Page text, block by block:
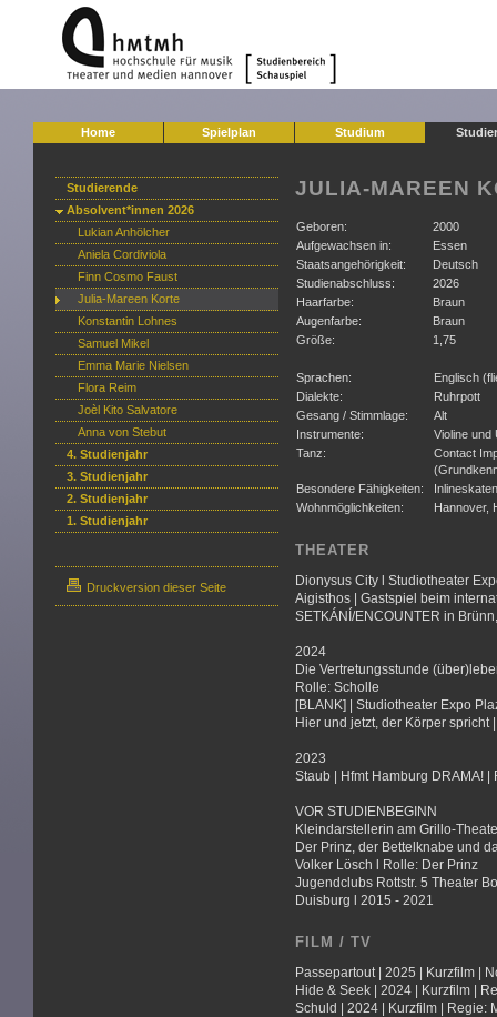
Home Spielplan Studium
Studierende
Absolvent*innen 2026
Lukian Anhölcher
Aniela Cordiviola
Finn Cosmo Faust
Julia-Mareen Korte
Konstantin Lohnes
Samuel Mikel
Emma Marie Nielsen
Flora Reim
Joèl Kito Salvatore
Anna von Stebut
4. Studienjahr
3. Studienjahr
2. Studienjahr
1. Studienjahr
Druckversion dieser Seite
JULIA-MAREEN
Geboren:
2000
Aufgewachsen in:
Essen
Staatsangehörigkeit:
Deutsch
Studienabschluss:
2026
Haarfarbe:
Braun
Augenfarbe:
Braun
Größe:
1,75
Sprachen:
Englisch
Dialekte:
Ruhrpott
Gesang / Stimmlage:
Alt
Instrumente:
Violine und
Tanz:
Contact
Besondere Fähigkeiten:
Wohnmöglichkeiten:
Hannover,
THEATER
Dionysus City l Studiotheater
Aigisthos | Gastspiel beim
SETKÁNÍ/ENCOUNTER in
2024
Die Vertretungsstunde
Rolle: Scholle
[BLANK] | Studiotheater Expo
Hier und jetzt, der Körper
2023
Staub | Hfmt Hamburg DRAMA! |
VOR STUDIENBEGINN
Kleindarstellerin am Grillo-
Der Prinz, der Bettelknabe und
Volker Lösch l Rolle: Der Prinz
Jugendclubs Rottstr. 5 Theater
Duisburg l 2015 - 2021
FILM / TV
Passepartout | 2025 | Kurzfilm |
Hide & Seek | 2024 | Kurzfilm |
Schuld | 2024 | Kurzfilm | Regie: